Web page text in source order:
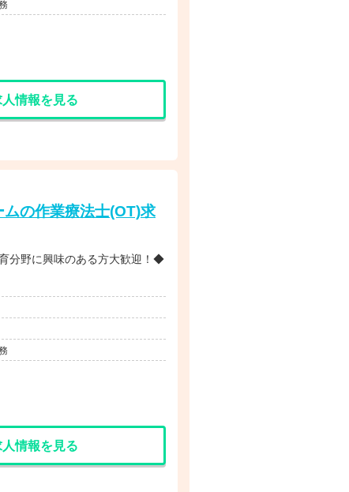
人情報を見る
の作業療法士(OT)求
分野に興味のある方大歓迎！◆
人情報を見る